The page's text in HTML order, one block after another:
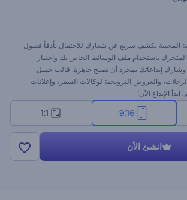
المحببة بكشف سريع عن شعارك للاحتفال بأدفأ فصول
باستخدام ملف الوسائط الخاص بك واختيار
إبداعاتك بمجرد أن تصبح جاهزة. قالب جميل
والعروض الترويجية لوكالات السفر، وإعلانات
الإبداع الآن!
9:16
1:1
انشئ الأن